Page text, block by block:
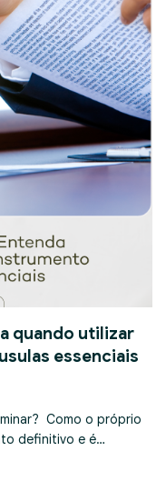
quando utilizar
essenciais
Como o próprio
definitivo e é…